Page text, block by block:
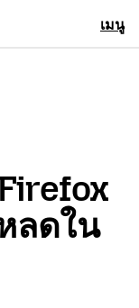
เมนู
ลดใน